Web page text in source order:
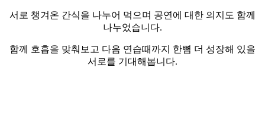
서로 챙겨온 간식을 나누어 먹으며 공연에 대한 의지도 함께
나누었습니다.
​함께 호흡을 맞춰보고 다음 연습때까지 한뼘 더 성장해 있을
서로를 기대해봅니다.